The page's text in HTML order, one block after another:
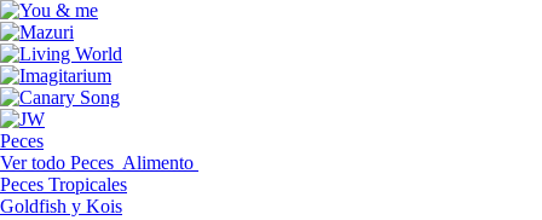
Peces
Ver todo Peces Alimento
Peces Tropicales
Goldfish y Kois